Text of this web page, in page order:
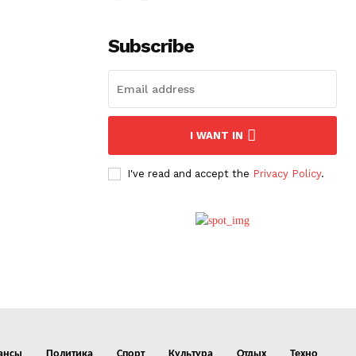
Subscribe
I WANT IN
I've read and accept the Privacy Policy.